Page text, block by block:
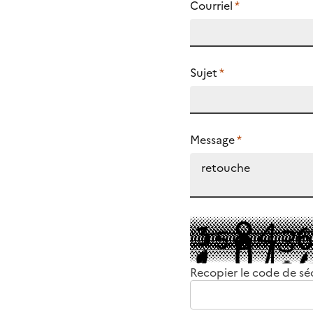
Courriel*
Sujet*
Message*
Recopier le code de